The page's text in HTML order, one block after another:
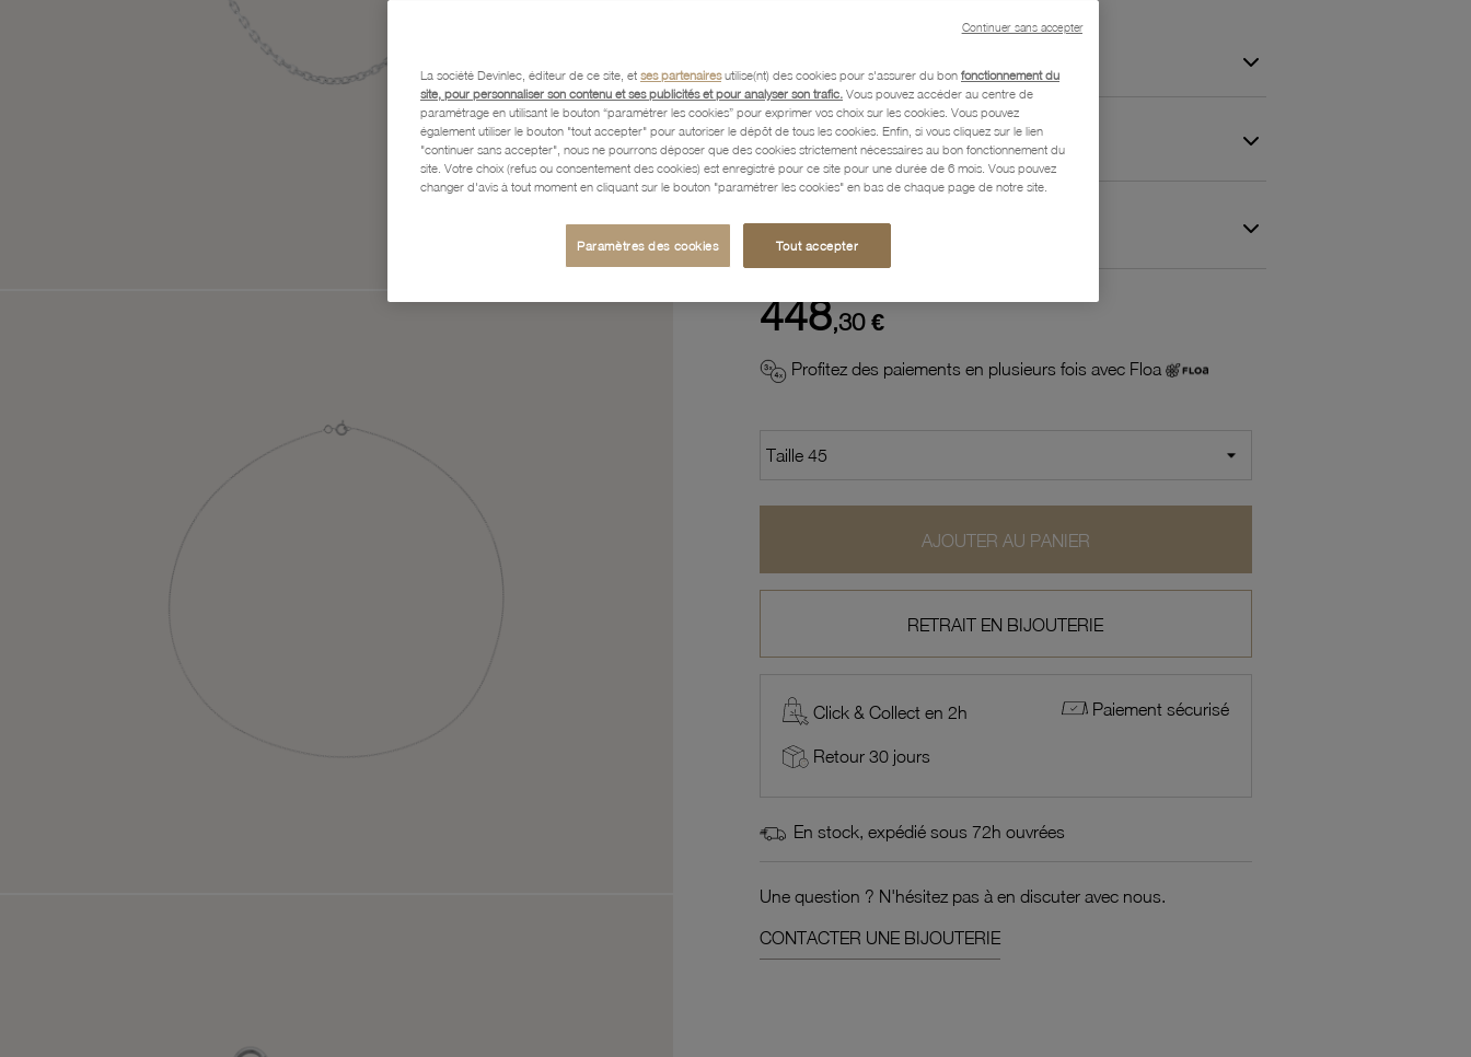
Caractéristiques détaillées
Paiement, Livraison, Retours et Garantie
448,30 €
Profitez des paiements en plusieurs fois avec Floa
AJOUTER AU PANIER
RETRAIT EN BIJOUTERIE
Click & Collect en 2h Paiement sécurisé
Retour 30 jours
En stock, expédié sous 72h ouvrées
Une question ? N'hésitez pas à en discuter avec nous.
CONTACTER UNE BIJOUTERIE
La société Devinlec, éditeur de ce site, et ses partenairesutilise(nt) des cookies pour s'assurer du bon fonctionnement du
site, pour personnaliser son contenu et ses publicités et pour analyser son trafic. Vous pouvez accéder au centre de
paramétrage en utilisant le bouton “paramétrer les cookies” pour exprimer vos choix sur les cookies. Vous pouvez
également utiliser le bouton "tout accepter" pour autoriser le dépôt de tous les cookies. Enfin, si vous cliquez sur le lien
"continuer sans accepter", nous ne pourrons déposer que des cookies strictement nécessaires au bon fonctionnement du
site. Votre choix (refus ou consentement des cookies) est enregistré pour ce site pour une durée de 6 mois. Vous pouvez
changer d'avis à tout moment en cliquant sur le bouton "paramétrer les cookies" en bas de chaque page de notre site.
Paramètres des cookies Tout accepter
Continuer sans accepter